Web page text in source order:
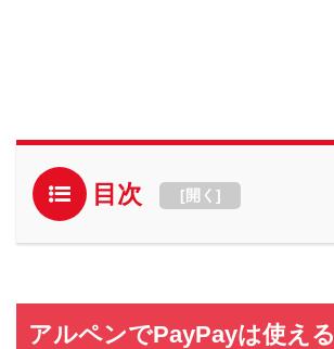
目次 [開く ]
アルペンでPayPayは使える